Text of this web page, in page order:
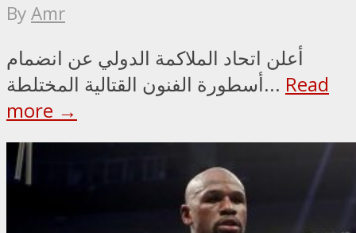
ByAmr
أعلن اتحاد الملاكمة الدولي عن انضمام
أسطورة الفنون القتالية المختلطة... Read
more →